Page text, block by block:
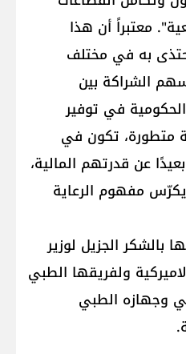
معتبراً أن هذا
به في مختلف
الشراكة بين
في توفير
متطورة، تكون في
عن قدرتهم المالية،
مفهوم الرعاية
بالشكر الجزيل لوزير
ولفريقها الطبي
وجهازه الطبي